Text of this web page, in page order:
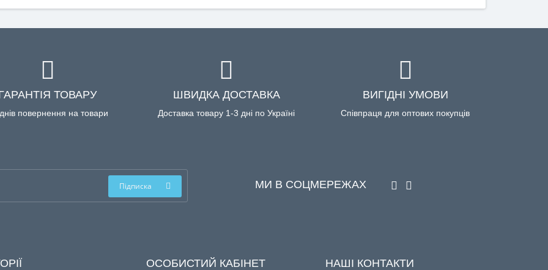
ТОВАРУ
повернення на товари
ШВИДКА ДОСТАВКА
Доставка товару 1-3 дні по Україні
ВИГІДНІ УМОВИ
Співпраця для оптових покупців
Підписка МИ В СОЦМЕРЕЖАХ
ОСОБИСТИЙ КАБІНЕТ НАШІ КОНТАКТИ